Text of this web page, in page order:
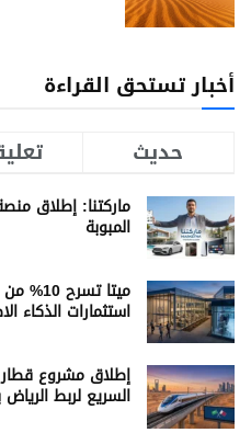
أخبار تستحق القراءة
حديث
ماركتنا: إطلاق
المبوبة
ميتا
استثمارات الذكاء
إطلاق مشروع
السريع لربط الرياض